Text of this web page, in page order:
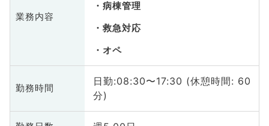
業務内容
病棟管理
救急対応
オペ
勤務時間
日勤:08:30〜17:30 (休憩時間: 60
分)